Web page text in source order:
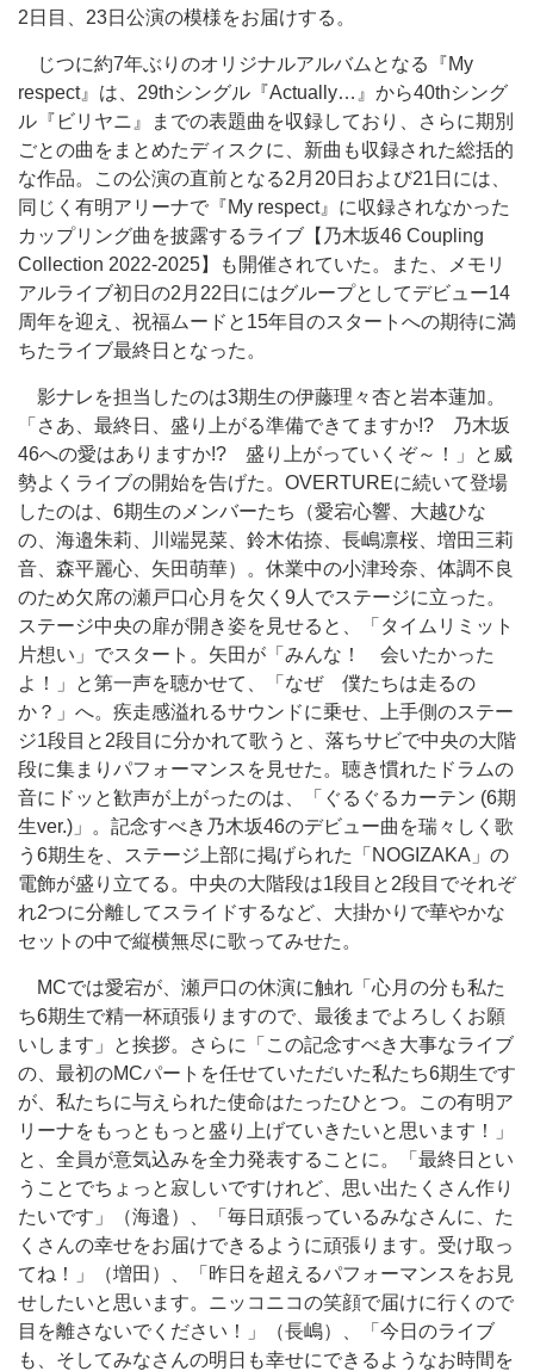
2日目、23日公演の模様をお届けする。
じつに約7年ぶりのオリジナルアルバムとなる『My
respect』は、29thシングル『Actually…』から40thシング
ル『ビリヤニ』までの表題曲を収録しており、さらに期別
ごとの曲をまとめたディスクに、新曲も収録された総括的
な作品。この公演の直前となる2月20日および21日には、
同じく有明アリーナで『My respect』に収録されなかった
カップリング曲を披露するライブ【乃木坂46 Coupling
Collection 2022-2025】も開催されていた。また、メモリ
アルライブ初日の2月22日にはグループとしてデビュー14
周年を迎え、祝福ムードと15年目のスタートへの期待に満
ちたライブ最終日となった。
影ナレを担当したのは3期生の伊藤理々杏と岩本蓮加。
「さあ、最終日、盛り上がる準備できてますか!? 乃木坂
46への愛はありますか!? 盛り上がっていくぞ～！」と威
勢よくライブの開始を告げた。OVERTUREに続いて登場
したのは、6期生のメンバーたち（愛宕心響、大越ひな
の、海邉朱莉、川端晃菜、鈴木佑捺、長嶋凛桜、増田三莉
音、森平麗心、矢田萌華）。休業中の小津玲奈、体調不良
のため欠席の瀬戸口心月を欠く9人でステージに立った。
ステージ中央の扉が開き姿を見せると、「タイムリミット
片想い」でスタート。矢田が「みんな！ 会いたかった
よ！」と第一声を聴かせて、「なぜ 僕たちは走るの
か？」へ。疾走感溢れるサウンドに乗せ、上手側のステー
ジ1段目と2段目に分かれて歌うと、落ちサビで中央の大階
段に集まりパフォーマンスを見せた。聴き慣れたドラムの
音にドッと歓声が上がったのは、「ぐるぐるカーテン (6期
生ver.)」。記念すべき乃木坂46のデビュー曲を瑞々しく歌
う6期生を、ステージ上部に掲げられた「NOGIZAKA」の
電飾が盛り立てる。中央の大階段は1段目と2段目でそれぞ
れ2つに分離してスライドするなど、大掛かりで華やかな
セットの中で縦横無尽に歌ってみせた。
MCでは愛宕が、瀬戸口の休演に触れ「心月の分も私た
ち6期生で精一杯頑張りますので、最後までよろしくお願
いします」と挨拶。さらに「この記念すべき大事なライブ
の、最初のMCパートを任せていただいた私たち6期生です
が、私たちに与えられた使命はたったひとつ。この有明ア
リーナをもっともっと盛り上げていきたいと思います！」
と、全員が意気込みを全力発表することに。「最終日とい
うことでちょっと寂しいですけれど、思い出たくさん作り
たいです」（海邉）、「毎日頑張っているみなさんに、た
くさんの幸せをお届けできるように頑張ります。受け取っ
てね！」（増田）、「昨日を超えるパフォーマンスをお見
せしたいと思います。ニッコニコの笑顔で届けに行くので
目を離さないでください！」（長嶋）、「今日のライブ
も、そしてみなさんの明日も幸せにできるようなお時間を